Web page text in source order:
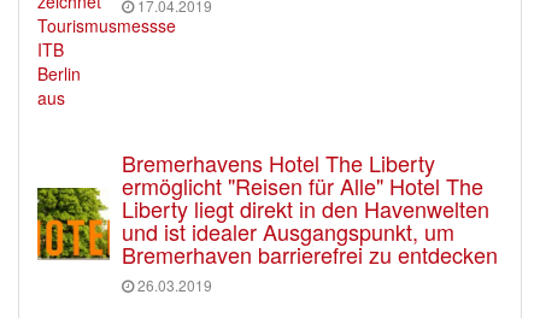
17.04.2019
Bremerhavens Hotel The Liberty
ermöglicht "Reisen für Alle" Hotel The
Liberty liegt direkt in den Havenwelten
und ist idealer Ausgangspunkt, um
Bremerhaven barrierefrei zu entdecken
26.03.2019